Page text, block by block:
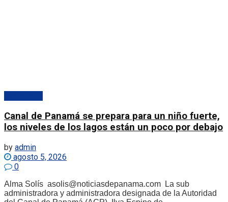
Canal de Panamá se prepara para un niño fuerte,
los niveles de los lagos están un poco por debajo
by admin
agosto 5, 2026
0
Alma Solís asolis@noticiasdepanama.com La sub
administradora y administradora designada de la Autoridad